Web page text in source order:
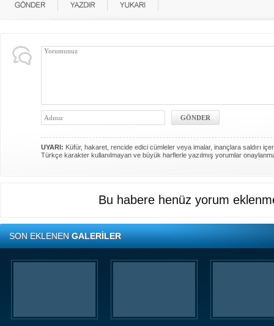
UYARI: Küfür, hakaret, rencide edici cümleler veya imalar, inançlara saldırı
Türkçe karakter kullanılmayan ve büyük harflerle yazılmış yorumlar
Bu habere henüz yorum
SON EKLENENGALERİLER